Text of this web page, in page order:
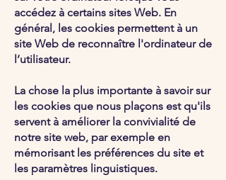
accédez à certains sites Web. En
général, les cookies permettent à un
site Web de reconnaître l'ordinateur de
l’utilisateur.
La chose la plus importante à savoir sur
les cookies que nous plaçons est qu'ils
servent à améliorer la convivialité de
notre site web, par exemple en
mémorisant les préférences du site et
les paramètres linguistiques.